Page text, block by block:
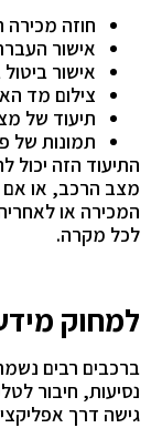
חוזה מכירה
אישור
אישור ביטול
צילום מד
תיעוד של
תמונות של
התיעוד הזה יכול
מצב הרכב, או אם
המכירה או
לכל מקרה.
למחוק
ברכבים רבים
נסיעות, חיבור
גישה דרך